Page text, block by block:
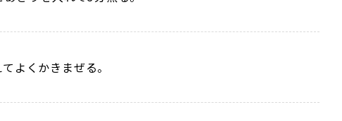
よくかきまぜる。